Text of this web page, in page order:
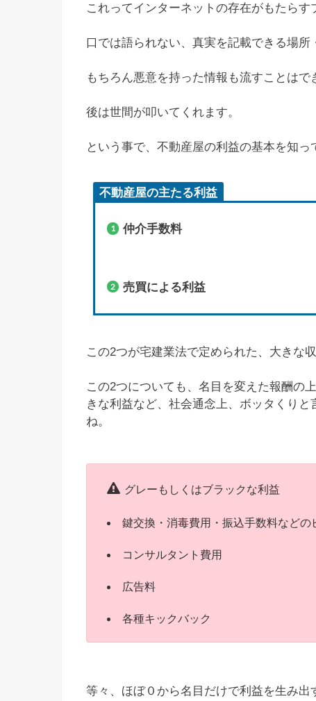
これってインターネットの存在がもたらす
口では語られない、真実を記載できる場所
もちろん悪意を持った情報も流すことはで
後は世間が叩いてくれます。
という事で、不動産屋の利益の基本を知っ
不動産屋の主たる利益
仲介手数料
売買による利益
この2つが宅建業法で定められた、大きな収
この2つについても、名目を変えた報酬の
きな利益など、社会通念上、ボッタくり
ね。
グレーもしくはブラックな利益
鍵交換・消毒費用・振込手数料などの
コンサルタント費用
広告料
各種キックバック
等々、ほぼ０から名目だけで利益を生み出